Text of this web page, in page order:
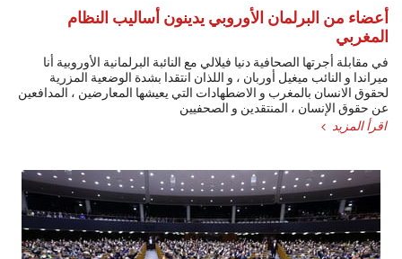
أعضاء من البرلمان الأوروبي يدينون أساليب النظام
المغربي
في مقابلة أجرتها الصحافية دنيا فيلالي مع النائبة البرلمانية الأوروبية أنا
ميراندا و النائب ميغيل أوربان ، و اللذان انتقدا بشدة الوضعية المزرية
لحقوق الانسان بالمغرب و الاضطهادات التي يعيشها المعارضين ، المدافعين
عن حقوق الإنسان ، المنتقدين و الصحفيين
اقرأ المزيد